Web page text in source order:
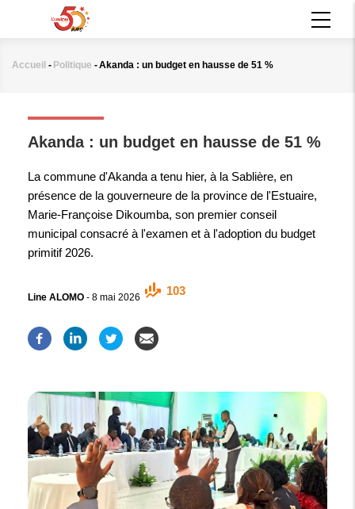
principal
Fil
Accueil - Politique -Akanda : un budget en hausse de 51 %
Akanda : un budget en hausse de 51 %
La commune d'Akanda a tenu hier, à la Sablière, en
présence de la gouverneure de la province de l'Estuaire,
Marie-Françoise Dikoumba, son premier conseil
municipal consacré à l'examen et à l'adoption du budget
primitif 2026.
Line ALOMO - 8 mai 2026
103